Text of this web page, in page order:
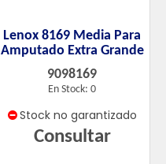
Lenox 8169 Media Para
Amputado Extra Grande
9098169
En Stock: 0
Stock no garantizado
Consultar